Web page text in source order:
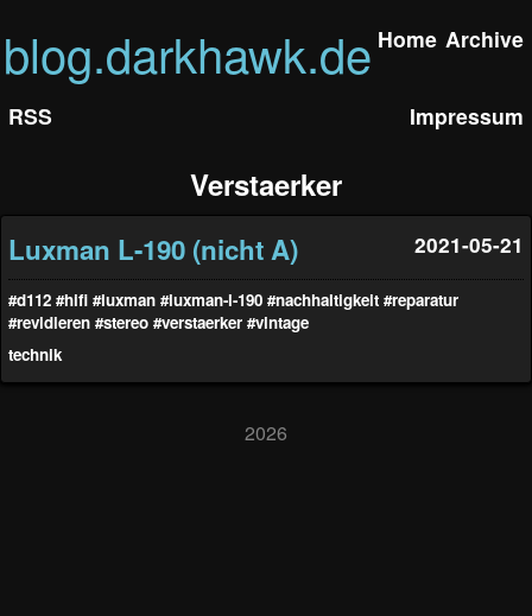
blog.darkhawk.de Home Archive
RSS Impressum
Verstaerker
Luxman L-190 (nicht A) 2021-05-21
#d112 #hifi #luxman #luxman-l-190 #nachhaltigkeit #reparatur
#revidieren #stereo #verstaerker #vintage
technik
2026